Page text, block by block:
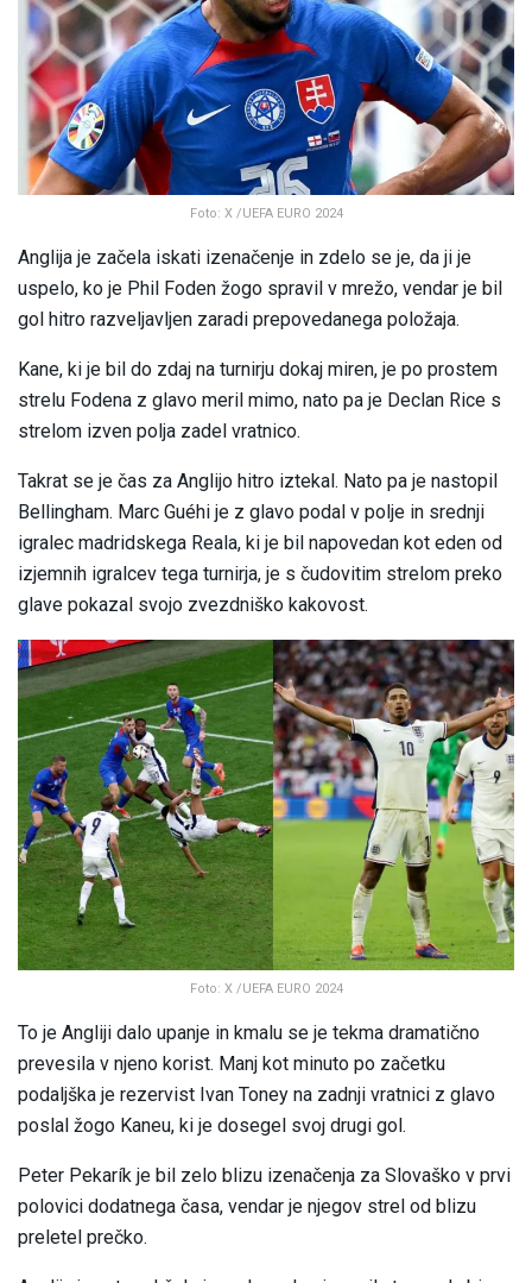
Foto: X /UEFA EURO 2024
Anglija je začela iskati izenačenje in zdelo se je, da ji je
uspelo, ko je Phil Foden žogo spravil v mrežo, vendar je bil
gol hitro razveljavljen zaradi prepovedanega položaja.
Kane, ki je bil do zdaj na turnirju dokaj miren, je po prostem
strelu Fodena z glavo meril mimo, nato pa je Declan Rice s
strelom izven polja zadel vratnico.
Takrat se je čas za Anglijo hitro iztekal. Nato pa je nastopil
Bellingham. Marc Guéhi je z glavo podal v polje in srednji
igralec madridskega Reala, ki je bil napovedan kot eden od
izjemnih igralcev tega turnirja, je s čudovitim strelom preko
glave pokazal svojo zvezdniško kakovost.
Foto: X /UEFA EURO 2024
To je Angliji dalo upanje in kmalu se je tekma dramatično
prevesila v njeno korist. Manj kot minuto po začetku
podaljška je rezervist Ivan Toney na zadnji vratnici z glavo
poslal žogo Kaneu, ki je dosegel svoj drugi gol.
Peter Pekarík je bil zelo blizu izenačenja za Slovaško v prvi
polovici dodatnega časa, vendar je njegov strel od blizu
preletel prečko.